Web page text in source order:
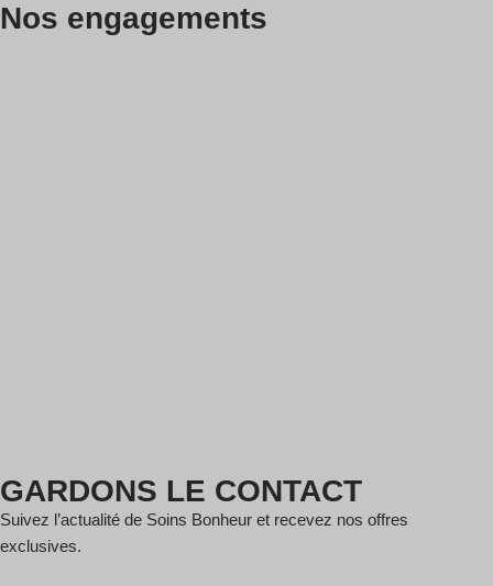
Nos engagements
GARDONS LE CONTACT
Suivez l’actualité de Soins Bonheur et recevez nos offres
exclusives.